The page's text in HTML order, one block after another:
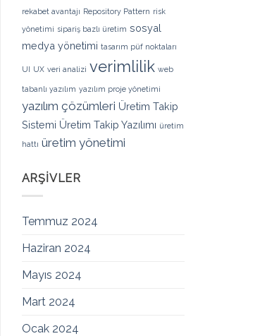
rekabet avantajı Repository Pattern risk
yönetimi sipariş bazlı üretim sosyal
medya yönetimi tasarım püf noktaları
UI UX veri analizi verimlilik web
tabanlı yazılım yazılım proje yönetimi
yazılım çözümleri Üretim Takip
Sistemi Üretim Takip Yazılımı üretim
hattı üretim yönetimi
ARŞIVLER
Temmuz 2024
Haziran 2024
Mayıs 2024
Mart 2024
Ocak 2024